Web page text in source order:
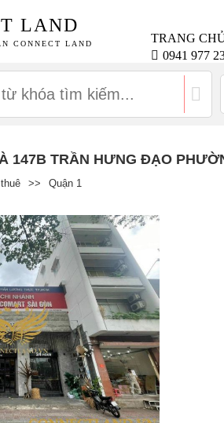
LAND
CONNECT LAND TRANG
0941 977
147B TRẦN HƯNG ĐẠO
>> Quận 1